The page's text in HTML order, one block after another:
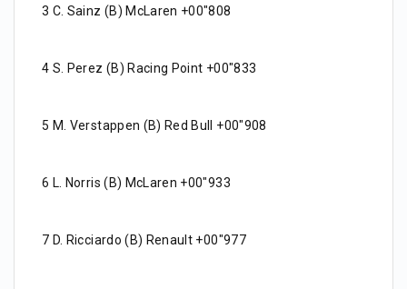
3 C. Sainz (B) McLaren +00"808
4 S. Perez (B) Racing Point +00"833
5 M. Verstappen (B) Red Bull +00"908
6 L. Norris (B) McLaren +00"933
7 D. Ricciardo (B) Renault +00"977